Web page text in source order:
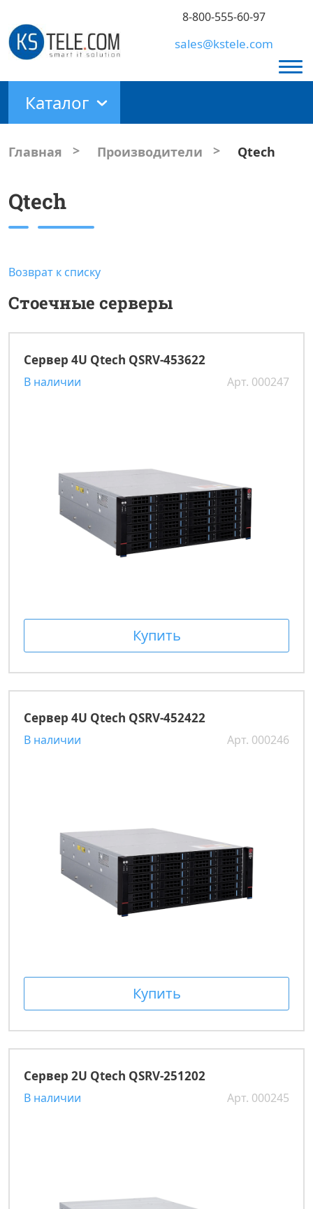
8-800-555-60-97
sales@kstele.com
Каталог
Главная > Производители > Qtech
Qtech
Возврат к списку
Стоечные серверы
Сервер 4U Qtech QSRV-453622
В наличии Арт. 000247
Купить
Сервер 4U Qtech QSRV-452422
В наличии Арт. 000246
Купить
Сервер 2U Qtech QSRV-251202
В наличии Арт. 000245